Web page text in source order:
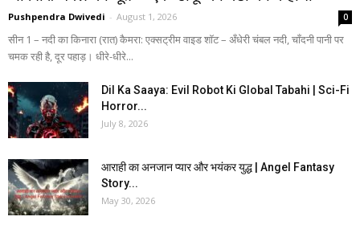
Pushpendra Dwivedi - August 1, 2026 0
सीन 1 – नदी का किनारा (रात) कैमरा: एक्सट्रीम वाइड शॉट – अँधेरी चंबल नदी, चाँदनी पानी पर
चमक रही है, दूर पहाड़। धीरे-धीरे...
Dil Ka Saaya: Evil Robot Ki Global Tabahi | Sci-Fi
Horror...
July 8, 2026
आराही का अनजान प्यार और भयंकर युद्ध | Angel Fantasy
Story...
May 30, 2026